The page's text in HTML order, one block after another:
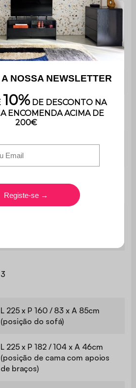
110kg por assento
Apenas para uso doméstico
3 anos
É muito fácil de montar e inclui
instruções.
Tecido felpudo branco
(370g/m²)
8
3
L 225 x P 160 / 83 x A 85cm
(posição do sofá)
L 225 x P 182 / 104 x A 46cm
(posição de cama com apoios
de braços)